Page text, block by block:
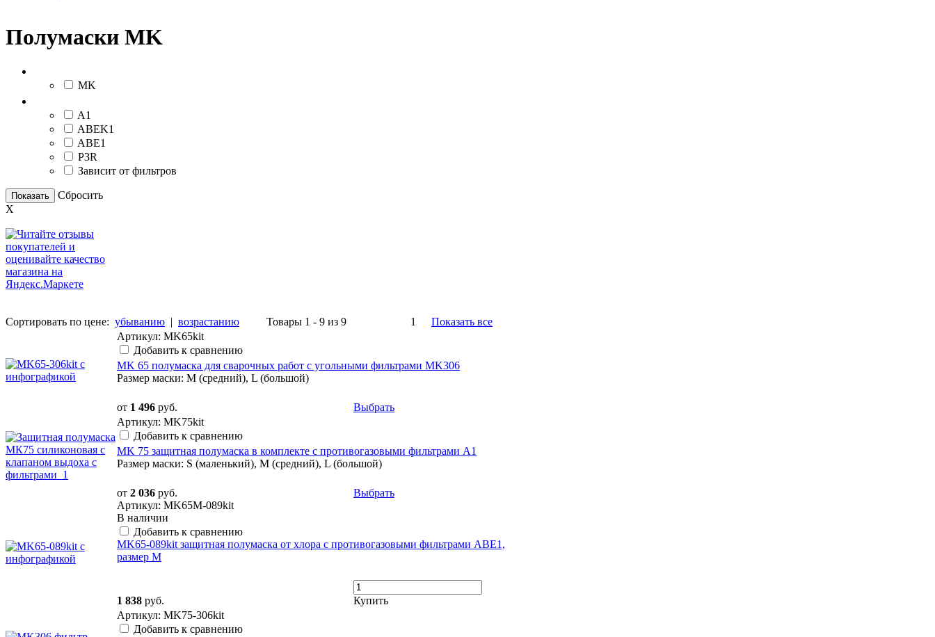
Полумаски MK
MK
A1
ABEK1
ABE1
P3R
Зависит от фильтров
Показать
Сбросить
X
Сортировать по цене: убыванию | возрастанию Товары 1 - 9 из 9 1
Показать все
Артикул: MK65kit
Добавить к сравнению
MK 65 полумаска для сварочных работ с угольными фильтрами MK306
Размер маски: M (cредний), L (большой)
от 1 496 руб.
Выбрать
Артикул: MK75kit
Добавить к сравнению
MK 75 защитная полумаска в комплекте с противогазовыми фильтрами A1
Размер маски: S (маленький), M (cредний), L (большой)
от 2 036 руб.
Выбрать
Артикул: MK65M-089kit
В наличии
Добавить к сравнению
MK65-089kit защитная полумаска от хлора с противогазовыми фильтрами ABE1,
размер M
1 838 руб.
Купить
Артикул: MK75-306kit
Добавить к сравнению